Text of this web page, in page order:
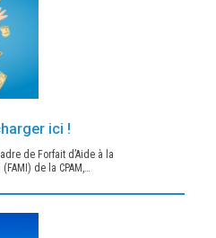
ici !
de Forfait d’Aide à la
de la CPAM,…